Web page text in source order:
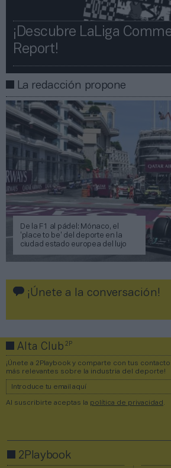
¡Descubre LaLiga
Report!​​
La redacción propone
De la F1 al pádel: Mónaco, el
‘place to be’ del deporte en la
ciudad estado europea del lujo
¡Únete a la conversación!
Alta Club2P
¡Únete a 2Playbook y comparte con tus
más relevantes sobre la industria del deporte!
Al suscribirte aceptas la política de privacidad
2Playbook